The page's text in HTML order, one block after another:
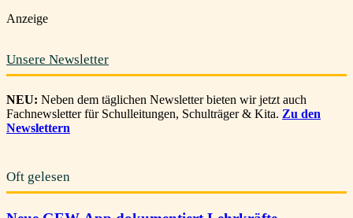
Anzeige
Unsere Newsletter
NEU: Neben dem täglichen Newsletter bieten wir jetzt auch
Fachnewsletter für Schulleitungen, Schulträger & Kita. Zu den
Newslettern
Oft gelesen